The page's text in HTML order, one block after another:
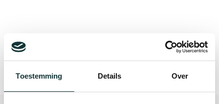
Toestemming Details Over
Bekijk alle blogberichten